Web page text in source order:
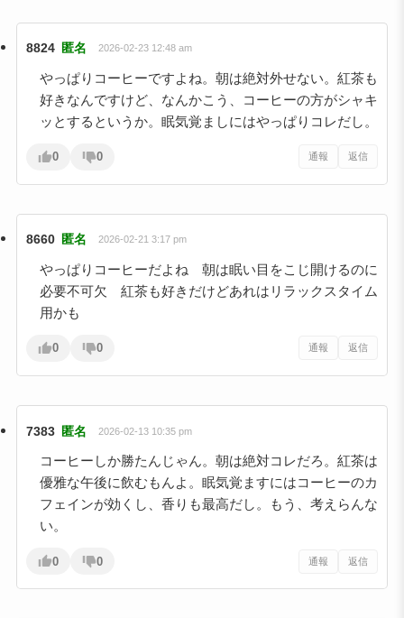
8824 匿名 2026-02-23 12:48 am
やっぱりコーヒーですよね。朝は絶対外せない。紅茶も
好きなんですけど、なんかこう、コーヒーの方がシャキ
ッとするというか。眠気覚ましにはやっぱりコレだし。
0 0 通報 返信
8660 匿名 2026-02-21 3:17 pm
やっぱりコーヒーだよね 朝は眠い目をこじ開けるのに
必要不可欠 紅茶も好きだけどあれはリラックスタイム
用かも
0 0 通報 返信
7383 匿名 2026-02-13 10:35 pm
コーヒーしか勝たんじゃん。朝は絶対コレだろ。紅茶は
優雅な午後に飲むもんよ。眠気覚ますにはコーヒーのカ
フェインが効くし、香りも最高だし。もう、考えらんな
い。
0 0 通報 返信